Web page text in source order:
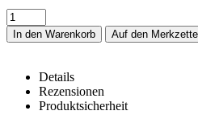
In den Warenkorb
Details
Rezensionen
Produktsicherheit